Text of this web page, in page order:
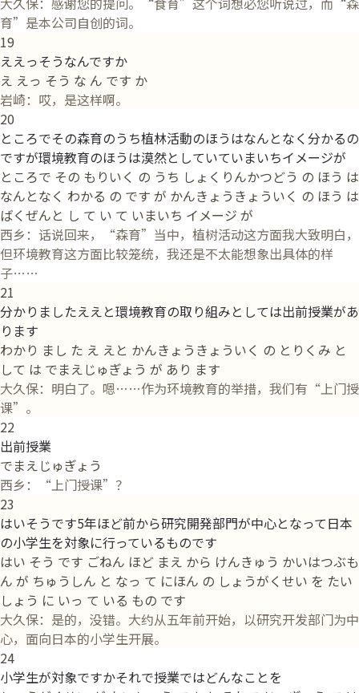
育”是本公司自创的词。
19
ええっそうなんですか
え えっ そう な ん です か
岩崎：哎，是这样啊。
20
ところでその森育のうち植林活動のほうはなんとなく分かるの
ですが環境教育のほうは漠然としていていまいちイメージが
ところで その もりいく の うち しょくりんかつどう の ほう は
なんとなく わかる の です が かんきょうきょういく の ほう は
ばくぜんと し て い て いまいち イメージ が
西乡：话说回来，“森育”当中，植树活动这方面我大致明白，
但环境教育这方面比较笼统，我还是不太能想象出具体的样
子……
21
分かりましたええと環境教育の取り組みとしては出前授業があ
ります
わかり まし た え えと かんきょうきょういく の とりくみ と
して は でまえじゅぎょう が あり ます
大久保：明白了。嗯……作为环境教育的举措，我们有“上门授
课”。
22
出前授業
でまえじゅぎょう
西乡：“上门授课”？
23
はいそうです5年ほど前から研究開発部門が中心となって日本
の小学生を対象に行っているものです
はい そう です ごねん ほど まえ から けんきゅう かいはつぶも
ん が ちゅうしん と なっ て にほん の しょうがくせい を たい
しょう に いっ て いる もの です
大久保：是的，没错。大约从五年前开始，以研究开发部门为中
心，面向日本的小学生开展。
24
小学生が対象ですかそれで授業ではどんなことを